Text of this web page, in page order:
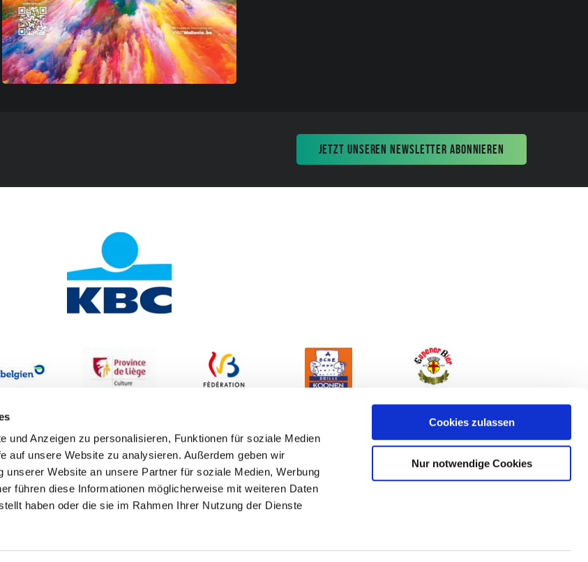
und Anzeigen zu personalisieren, Funktionen für soziale Medien
auf unsere Website zu analysieren. Außerdem geben wir
unserer Website an unsere Partner für soziale Medien, Werbung
führen diese Informationen möglicherweise mit weiteren Daten
haben oder die sie im Rahmen Ihrer Nutzung der Dienste
Cookies zulassen
Nur notwendige Cookies
JETZT UNSEREN NEWSLETTER ABONNIEREN